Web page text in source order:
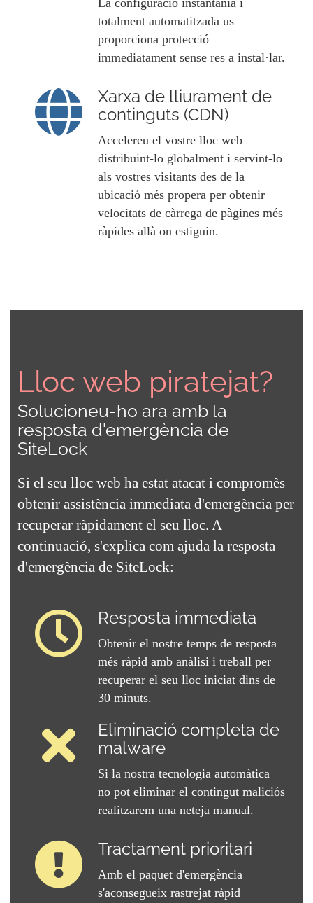
totalment automatitzada us
proporciona protecció
immediatament sense res a instal·lar.
Xarxa de lliurament de
continguts (CDN)
Accelereu el vostre lloc web
distribuint-lo globalment i servint-lo
als vostres visitants des de la
ubicació més propera per obtenir
velocitats de càrrega de pàgines més
ràpides allà on estiguin.
Lloc web piratejat?
Solucioneu-ho ara amb la
resposta d'emergència de
SiteLock
Si el seu lloc web ha estat atacat i compromès
obtenir assistència immediata d'emergència per
recuperar ràpidament el seu lloc. A
continuació, s'explica com ajuda la resposta
d'emergència de SiteLock:
Resposta immediata
Obtenir el nostre temps de resposta
més ràpid amb anàlisi i treball per
recuperar el seu lloc iniciat dins de
30 minuts.
Eliminació completa de
malware
Si la nostra tecnologia automàtica
no pot eliminar el contingut maliciós
realitzarem una neteja manual.
Tractament prioritari
Amb el paquet d'emergència
s'aconsegueix rastrejat ràpid